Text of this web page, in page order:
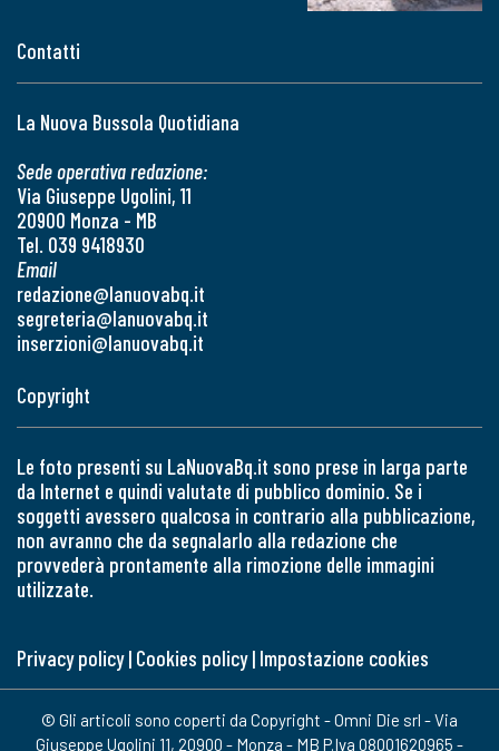
Contatti
La Nuova Bussola Quotidiana
Sede operativa redazione:
Via Giuseppe Ugolini, 11
20900 Monza - MB
Tel. 039 9418930
Email
redazione@lanuovabq.it
segreteria@lanuovabq.it
inserzioni@lanuovabq.it
Copyright
Le foto presenti su LaNuovaBq.it sono prese in larga parte
da Internet e quindi valutate di pubblico dominio. Se i
soggetti avessero qualcosa in contrario alla pubblicazione,
non avranno che da segnalarlo alla redazione che
provvederà prontamente alla rimozione delle immagini
utilizzate.
Privacy policy| Cookies policy| Impostazione cookies
© Gli articoli sono coperti da Copyright - Omni Die srl - Via
Giuseppe Ugolini 11, 20900 - Monza - MB P.Iva 08001620965 -